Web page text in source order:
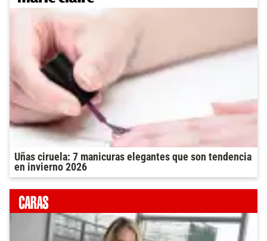
Uñas ciruela: 7 manicuras elegantes que son tendencia
en invierno 2026